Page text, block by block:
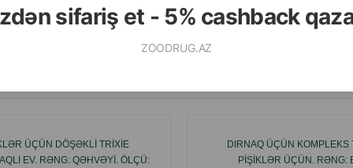
sifariş et - 5% cashback
ZOODRUG.AZ
ALMAQ
ÜÇÜN DÖŞƏKLI TRIXIE
EV. RƏNG: QƏHVƏYI. ÖLÇÜ:
DIRNAQ ÜÇÜN KOMPLEKS
PIŞIKLƏR ÜÇÜN. RƏNG: